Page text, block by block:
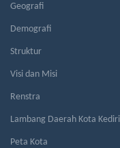
Geografi
Demografi
Struktur
Visi dan Misi
Renstra
Lambang Daerah Kota Kediri
Peta Kota